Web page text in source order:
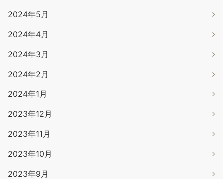
2024年5月
2024年4月
2024年3月
2024年2月
2024年1月
2023年12月
2023年11月
2023年10月
2023年9月